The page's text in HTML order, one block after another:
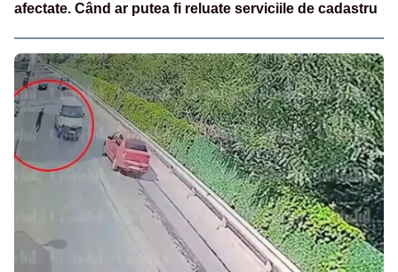
afectate. Când ar putea fi reluate serviciile de cadastru